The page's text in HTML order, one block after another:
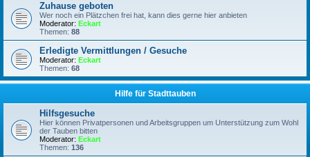
Zuhause geboten
Wer noch ein Plätzchen frei hat, kann dies gerne hier anbieten
Moderator: Eckart
Themen: 88
Erledigte Vermittlungen / Gesuche
Moderator: Eckart
Themen: 68
Hilfe für Stadttauben
Hilfsgesuche
Hier können Privatpersonen und Arbeitsgruppen um Unterstützung zum Wohl
der Tauben bitten
Moderator: Eckart
Themen: 136